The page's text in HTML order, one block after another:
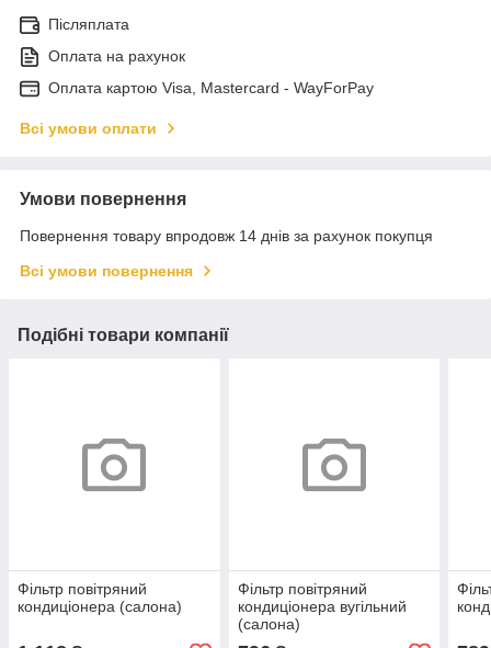
Післяплата
Оплата на рахунок
Оплата картою Visa, Mastercard - WayForPay
Всі умови оплати
Умови повернення
Повернення товару впродовж 14 днів за рахунок покупця
Всі умови повернення
Подібні товари компанії
Фільтр повітряний
кондиціонера (салона)
Фільтр повітряний
кондиціонера вугільний
(салона)